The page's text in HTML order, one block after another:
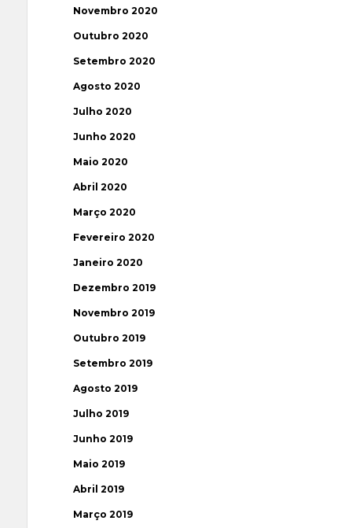
Novembro 2020
Outubro 2020
Setembro 2020
Agosto 2020
Julho 2020
Junho 2020
Maio 2020
Abril 2020
Março 2020
Fevereiro 2020
Janeiro 2020
Dezembro 2019
Novembro 2019
Outubro 2019
Setembro 2019
Agosto 2019
Julho 2019
Junho 2019
Maio 2019
Abril 2019
Março 2019